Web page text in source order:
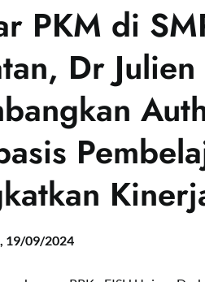
PKM di
Dr
19/09/2024